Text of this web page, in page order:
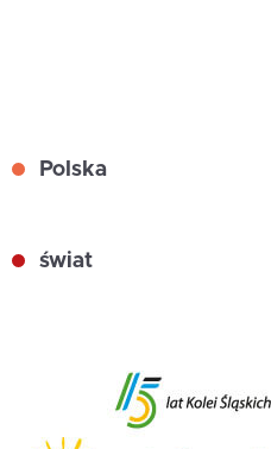
Polska
świat